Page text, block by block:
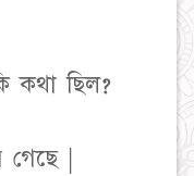
কথা ছিল?
গেছে |